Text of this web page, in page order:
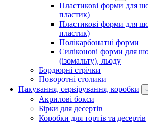
Пластикові форми для
пластик)
Пластикові форми для
пластик)
Полікарбонатні форми
Силіконові форми для
(ізомальту), льоду
Бордюрні стрічки
Поворотні столики
Пакування, сервірування, коробки
Акрилові бокси
Бірки для десертів
Коробки для тортів та десертів